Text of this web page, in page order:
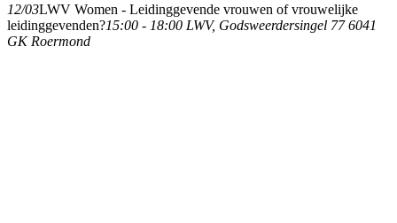
12/03LWV Women - Leidinggevende vrouwen of vrouwelijke
leidinggevenden?15:00 - 18:00 LWV, Godsweerdersingel 77 6041
GK Roermond